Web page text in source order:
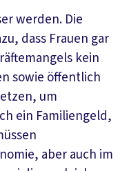
werden. Die
dass Frauen gar
kein
sowie öffentlich
um
ein Familiengeld,
aber auch im